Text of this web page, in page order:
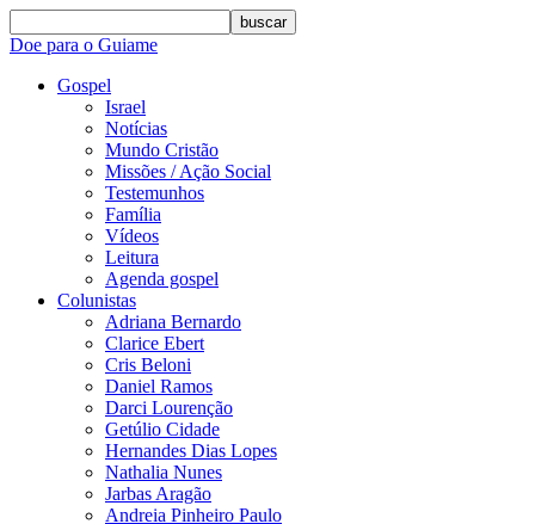
buscar
Doe para o Guiame
Gospel
Israel
Notícias
Mundo Cristão
Missões / Ação Social
Testemunhos
Família
Vídeos
Leitura
Agenda gospel
Colunistas
Adriana Bernardo
Clarice Ebert
Cris Beloni
Daniel Ramos
Darci Lourenção
Getúlio Cidade
Hernandes Dias Lopes
Nathalia Nunes
Jarbas Aragão
Andreia Pinheiro Paulo